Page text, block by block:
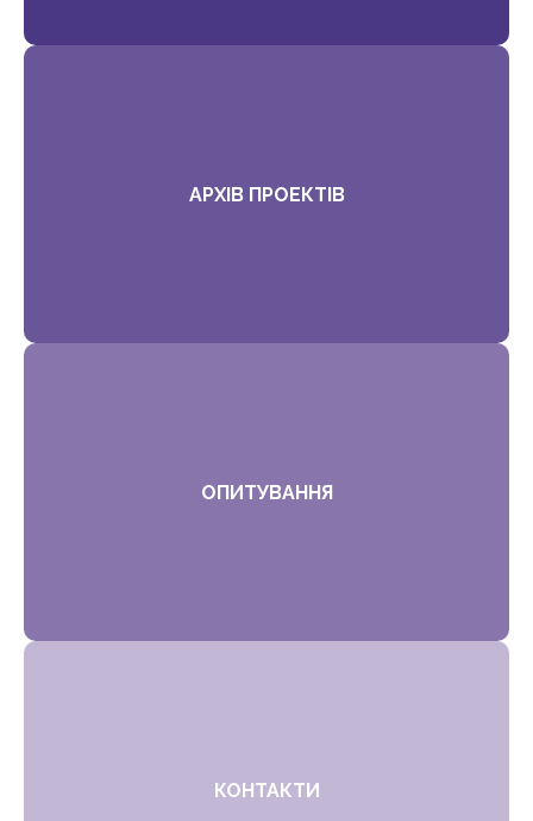
АРХІВ ПРОЕКТІВ
ОПИТУВАННЯ
КОНТАКТИ